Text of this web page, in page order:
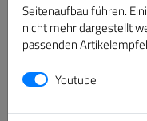
Seitenaufbau führen.
nicht mehr dargestellt
passenden
Youtube